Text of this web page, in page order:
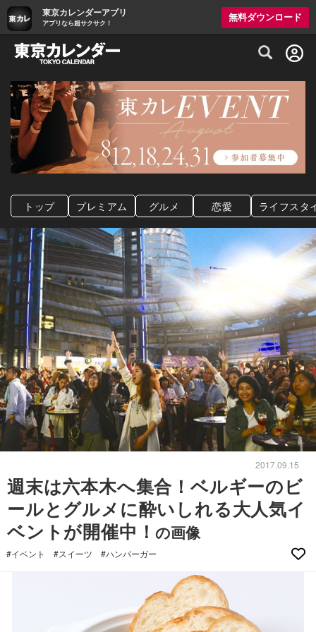
東京カレンダーアプリ
アプリなら超サクサク！
無料ダウンロード
グルメ情報・プレミアムレストラン予約
トップ プレミアム グルメ 恋愛 ライフスタ
2017.09.15
週末は六本木へ集合！ベルギーのビ
ールとグルメに酔いしれる大人気イ
ベントが開催中！の画像
#イベント #スイーツ #ハンバーガー